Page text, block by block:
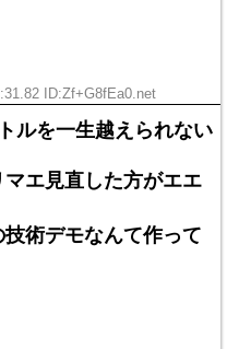
ID:Zf+G8fEa0.net
ルを一生越えられない
エ見直した方がエエ
術デモなんて作って